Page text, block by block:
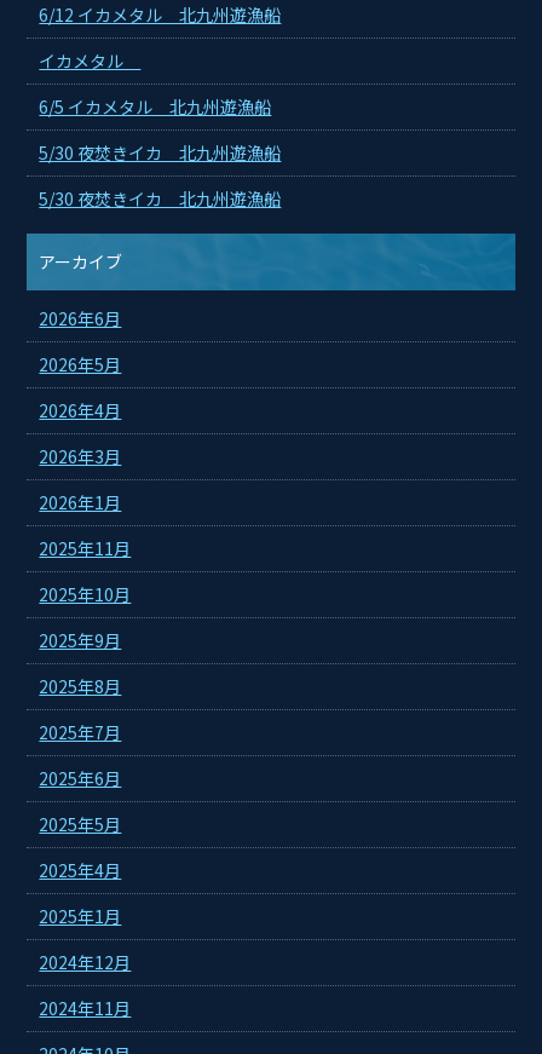
6/12 イカメタル 北九州遊漁船
イカメタル
6/5 イカメタル 北九州遊漁船
5/30 夜焚きイカ 北九州遊漁船
5/30 夜焚きイカ 北九州遊漁船
アーカイブ
2026年6月
2026年5月
2026年4月
2026年3月
2026年1月
2025年11月
2025年10月
2025年9月
2025年8月
2025年7月
2025年6月
2025年5月
2025年4月
2025年1月
2024年12月
2024年11月